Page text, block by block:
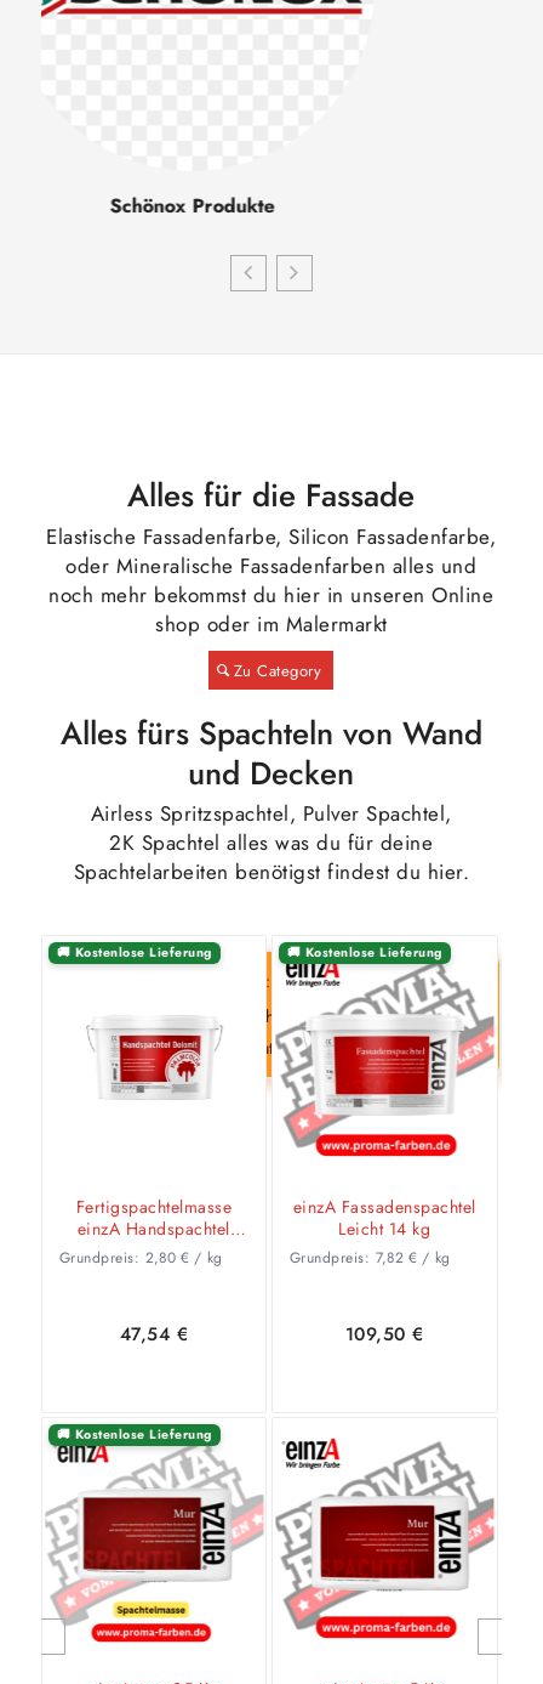
Alles für die Fassade
Elastische Fassadenfarbe, Silicon Fassadenfarbe,
oder Mineralische Fassadenfarben alles und
noch mehr bekommst du hier in unseren Online
shop oder im Malermarkt
Zu Category
Alles fürs Spachteln von Wand
und Decken
Airless Spritzspachtel, Pulver Spachtel,
2K Spachtel alles was du für deine
Spachtelarbeiten benötigst findest du hier.
Schnellbesteller-Bonus: Bestellen Sie innerhalb
von
9:43 und erhalten Sie3 % Rabatt–
wird im Warenkorb automatisch abgezogen.
🚚 Kostenlose Lieferung
Fertigspachtelmasse
einzA Handspachtel
Dolomit 17Kg
Grundpreis: 2,80 €/ kg
47,54 €
🚚 Kostenlose Lieferung
einzA Fassadenspachtel
Leicht 14 kg
Grundpreis: 7,82 €/ kg
109,50€
🚚 Kostenlose Lieferung
Weiter